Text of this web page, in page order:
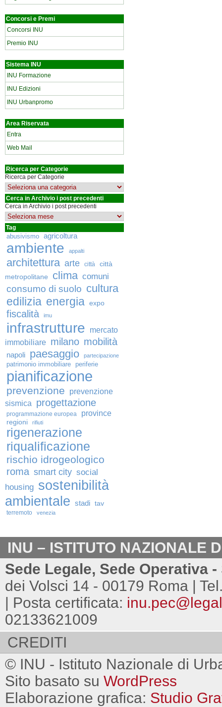
Concorsi e Premi
Concorsi INU
Premio INU
Sistema INU
INU Formazione
INU Edizioni
INU Urbanpromo
Area Riservata
Entra
Web Mail
Ricerca per Categorie
Ricerca per Categorie
Cerca in Archivio i post precedenti
Cerca in Archivio i post precedenti
Tag
abusivismo agricoltura
ambiente appalti
architettura arte città
città
metropolitane
clima comuni
consumo di suolo cultura
edilizia energia expo
fiscalità imu
infrastrutture
mercato
immobiliare milano mobilità
napoli paesaggio partecipazione
patrimonio immobiliare periferie
pianificazione
prevenzione
prevenzione
sismica
progettazione
programmazione europea province
regioni rifiuti
rigenerazione
riqualificazione
rischio idrogeologico
roma smart city social
housing sostenibilità
ambientale stadi tav
terremoto venezia
INU – ISTITUTO NAZIONALE
Sede Legale, Sede Operativa
dei Volsci 14 - 00179 Roma |
| Posta certificata:
02133621009
CREDITI
© INU - Istituto Nazionale di
Sito basato su WordPress
Elaborazione grafica: Studio